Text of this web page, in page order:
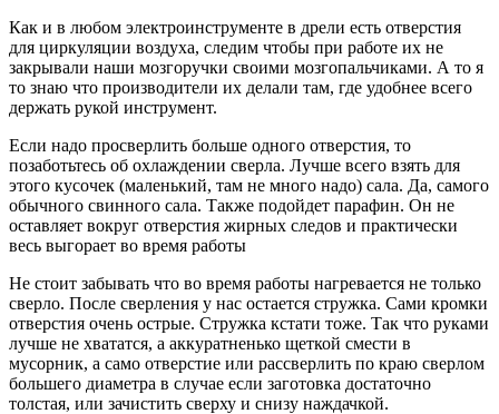
Как и в любом электроинструменте в дрели есть отверстия
для циркуляции воздуха, следим чтобы при работе их не
закрывали наши мозгоручки своими мозгопальчиками. А то я
то знаю что производители их делали там, где удобнее всего
держать рукой инструмент.
Если надо просверлить больше одного отверстия, то
позаботьтесь об охлаждении сверла. Лучше всего взять для
этого кусочек (маленький, там не много надо) сала. Да, самого
обычного свинного сала. Также подойдет парафин. Он не
оставляет вокруг отверстия жирных следов и практически
весь выгорает во время работы
Не стоит забывать что во время работы нагревается не только
сверло. После сверления у нас остается стружка. Сами кромки
отверстия очень острые. Стружка кстати тоже. Так что руками
лучше не хвататся, а аккуратненько щеткой смести в
мусорник, а само отверстие или рассверлить по краю сверлом
большего диаметра в случае если заготовка достаточно
толстая, или зачистить сверху и снизу наждачкой.